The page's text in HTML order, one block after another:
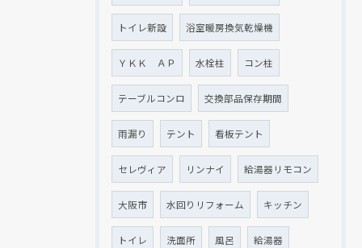
トイレ新設 浴室暖房換気乾燥機
ＹＫＫ ＡＰ 水栓柱 コン柱
テーブルコンロ 交換部品保存期間
雨漏り テント 看板テント
セレヴィア リンナイ 給湯器リモコン
大阪市 水回りリフォーム キッチン
トイレ 洗面所 風呂 給湯器